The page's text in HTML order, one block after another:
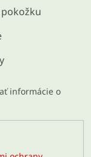
informácie o